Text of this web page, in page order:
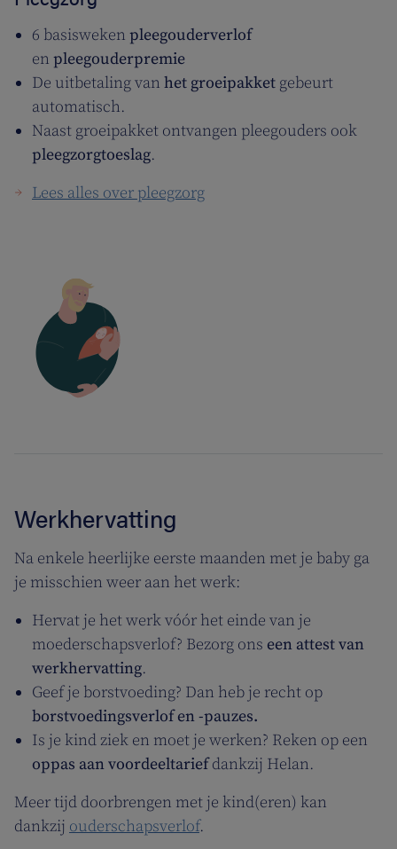
6 basisweken pleegouderverlof
en pleegouderpremie
De uitbetaling van het groeipakket gebeurt
automatisch.
Naast groeipakket ontvangen pleegouders ook
pleegzorgtoeslag.
Lees alles over pleegzorg
Werkhervatting
Na enkele heerlijke eerste maanden met je baby ga
je misschien weer aan het werk:
Hervat je het werk vóór het einde van je
moederschapsverlof? Bezorg ons een attest van
werkhervatting.
Geef je borstvoeding? Dan heb je recht op
borstvoedingsverlof en -pauzes.
Is je kind ziek en moet je werken? Reken op een
oppas aan voordeeltariefdankzij Helan.
Meer tijd doorbrengen met je kind(eren) kan
dankzij ouderschapsverlof.